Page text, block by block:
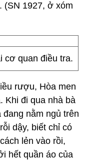
(SN 1927, ở xóm
cơ quan điều tra.
rượu, Hòa men
Khi đi qua nhà bà
nằm ngủ trên
dậy, biết chỉ có
lẻn vào rồi,
hết quần áo của